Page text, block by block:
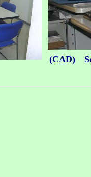
(CAD)